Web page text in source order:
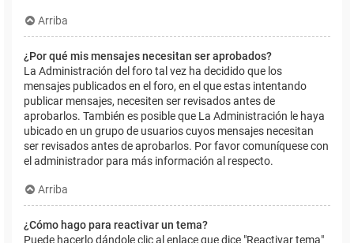
Arriba
¿Por qué mis mensajes necesitan ser aprobados?
La Administración del foro tal vez ha decidido que los
mensajes publicados en el foro, en el que estas intentando
publicar mensajes, necesiten ser revisados antes de
aprobarlos. También es posible que La Administración le haya
ubicado en un grupo de usuarios cuyos mensajes necesitan
ser revisados antes de aprobarlos. Por favor comuníquese con
el administrador para más información al respecto.
Arriba
¿Cómo hago para reactivar un tema?
Puede hacerlo dándole clic al enlace que dice "Reactivar tema"